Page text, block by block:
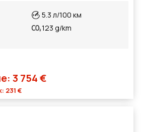
5.3 л/100 км
123 g/km
3 754 €
231 €